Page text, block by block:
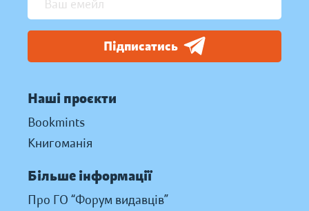
Підписатись
Наші проєкти
Bookmints
Книгоманія
Більше інформації
Про ГО “Форум видавців”